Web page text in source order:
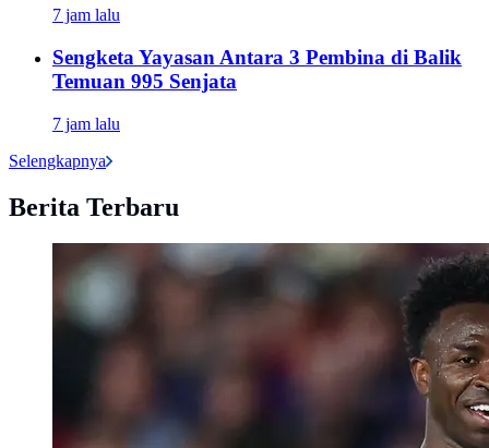
7 jam lalu
Sengketa Yayasan Antara 3 Pembina di Balik
Temuan 995 Senjata
7 jam lalu
Selengkapnya
Berita Terbaru